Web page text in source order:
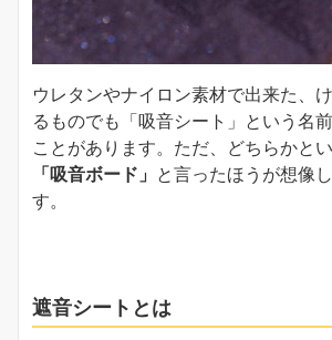
ウレタンやナイロン素材で出来た、
るものでも「吸音シート」という名
ことがあります。ただ、どちらかと
「吸音ボード」
と言ったほうが想像
す。
遮音シートとは